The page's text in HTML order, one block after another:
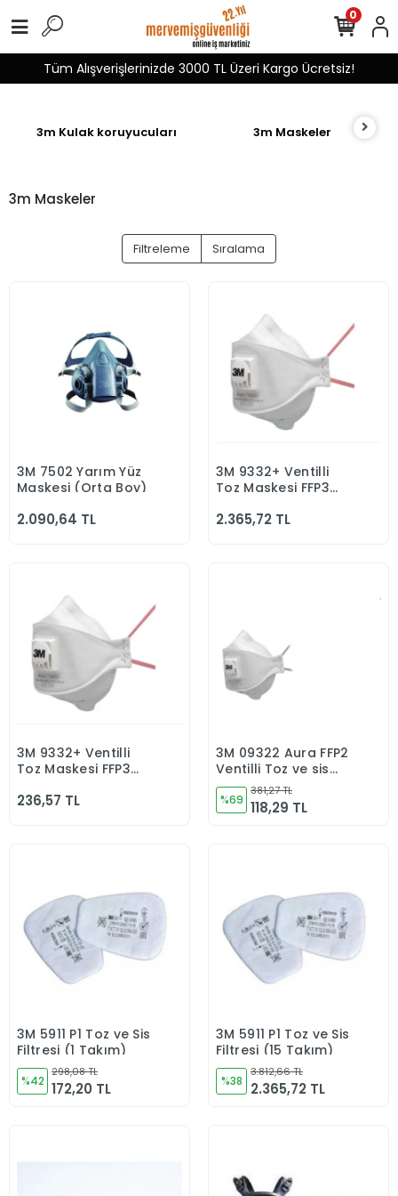
Tüm Alışverişlerinizde 3000 TL Üzeri Kargo Ücretsiz!
0
3m Kulak koruyucuları 3m Maskeler
3m Maskeler
Filtreleme Sıralama
Sepete Ekle
3M 7502 Yarım Yüz
Maskesi (Orta Boy)
2.090,64 TL
Sepete Ekle
3M 9332+ Ventilli
Toz Maskesi FFP3
2.365,72 TL
Sepete Ekle
3M 9332+ Ventilli
Toz Maskesi FFP3
236,57 TL
Sepete Ekle
3M 09322 Aura FFP2
Ventilli Toz ve sis
Maskesi
%69
381,27 TL
118,29 TL
Sepete Ekle
3M 5911 P1 Toz ve Sis
Filtresi (1 Takım)
%42
298,08 TL
172,20 TL
Sepete Ekle
3M 5911 P1 Toz ve Sis
Filtresi (15 Takım)
%38
3.812,66 TL
2.365,72 TL